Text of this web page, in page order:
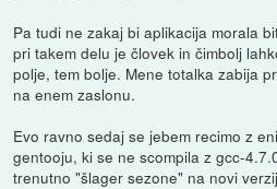
Pa tudi ne zakaj bi aplikacija morala
pri takem delu je človek in čimbolj
polje, tem bolje. Mene totalka zabija
na enem zaslonu.
Evo ravno sedaj se jebem recimo z
gentooju, ki se ne scompila z gcc-
trenutno "šlager sezone" na novi